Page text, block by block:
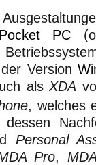
PC
der Version
alsXDA
, welches
Personal
Pro,